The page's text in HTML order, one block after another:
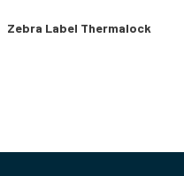
Zebra Label Thermalock